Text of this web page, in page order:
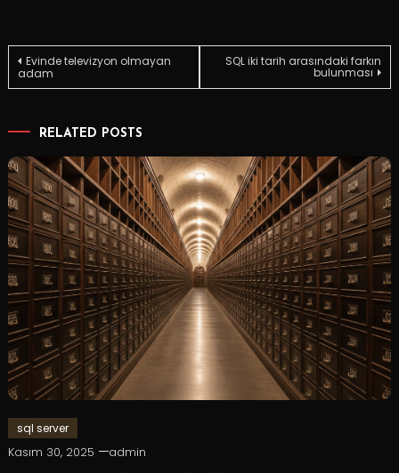
Yazı
Evinde televizyon olmayan
adam
SQL iki tarih arasındaki farkın
bulunması
RELATED POSTS
sql server
Kasım 30, 2025 admin